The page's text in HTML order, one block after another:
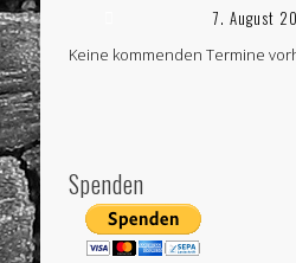
7. August
Keine kommenden Termine
Spenden